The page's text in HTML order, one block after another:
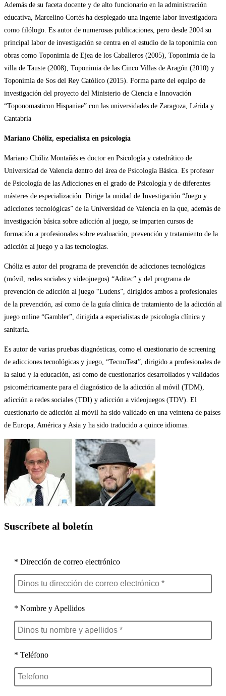
Además de su faceta docente y de alto funcionario en la administración
educativa, Marcelino Cortés ha desplegado una ingente labor investigadora
como filólogo. Es autor de numerosas publicaciones, pero desde 2004 su
principal labor de investigación se centra en el estudio de la toponimia con
obras como Toponimia de Ejea de los Caballeros (2005), Toponimia de la
villa de Tauste (2008), Toponimia de las Cinco Villas de Aragón (2010) y
Toponimia de Sos del Rey Católico (2015). Forma parte del equipo de
investigación del proyecto del Ministerio de Ciencia e Innovación
“Toponomasticon Hispaniae” con las universidades de Zaragoza, Lérida y
Cantabria
Mariano Chóliz, especialista en psicología
Mariano Chóliz Montañés es doctor en Psicología y catedrático de
Universidad de Valencia dentro del área de Psicología Básica. Es profesor
de Psicología de las Adicciones en el grado de Psicología y de diferentes
másteres de especialización. Dirige la unidad de Investigación “Juego y
adicciones tecnológicas” de la Universidad de Valencia en la que, además de
investigación básica sobre adicción al juego, se imparten cursos de
formación a profesionales sobre evaluación, prevención y tratamiento de la
adicción al juego y a las tecnologías.
Chóliz es autor del programa de prevención de adicciones tecnológicas
(móvil, redes sociales y videojuegos) “Aditec” y del programa de
prevención de adicción al juego “Ludens”, dirigidos ambos a profesionales
de la prevención, así como de la guía clínica de tratamiento de la adicción al
juego online “Gambler”, dirigida a especialistas de psicología clínica y
sanitaria.
Es autor de varias pruebas diagnósticas, como el cuestionario de screening
de adicciones tecnológicas y juego, “TecnoTest”, dirigido a profesionales de
la salud y la educación, así como de cuestionarios desarrollados y validados
psicométricamente para el diagnóstico de la adicción al móvil (TDM),
adicción a redes sociales (TDI) y adicción a videojuegos (TDV). El
cuestionario de adicción al móvil ha sido validado en una veintena de países
de Europa, América y Asia y ha sido traducido a quince idiomas.
Suscríbete al boletín
* Dirección de correo electrónico
* Nombre y Apellidos
* Teléfono